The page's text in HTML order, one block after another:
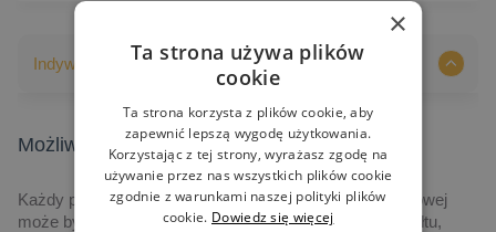
Indywidualizacja nadruków
Możliwości indywidualizacji nadruków
Każdy produkt prezentowany na naszej stronie internetowej
może być indywidualizowany, poczynając od jego kształtu,
×
Ta strona używa plików
cookie
Ta strona korzysta z plików cookie, aby
zapewnić lepszą wygodę użytkowania.
Korzystając z tej strony, wyrażasz zgodę na
używanie przez nas wszystkich plików cookie
zgodnie z warunkami naszej polityki plików
cookie. Dowiedz się więcej